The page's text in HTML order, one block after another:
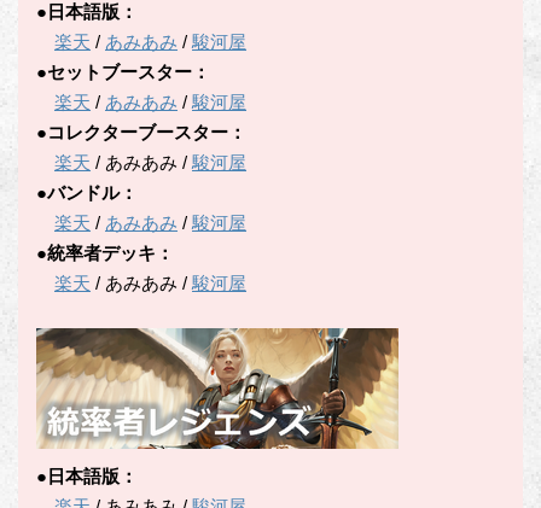
●日本語版：
楽天 / あみあみ /駿河屋
●セットブースター：
楽天 / あみあみ /駿河屋
●コレクターブースター：
楽天 / あみあみ /駿河屋
●バンドル：
楽天 / あみあみ /駿河屋
●統率者デッキ：
楽天 / あみあみ /駿河屋
●日本語版：